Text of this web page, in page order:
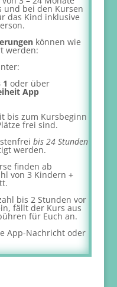
und bei den Kursen
das Kind inklusive
könnenwie
werden:
oder über
App
bis zum Kursbeginn
frei sind.
bis 24 Stunden
werden.
finden ab
von 3 Kindern +
bis 2 Stunden vor
fällt der Kurs aus
für Euch an.
App-Nachricht oder